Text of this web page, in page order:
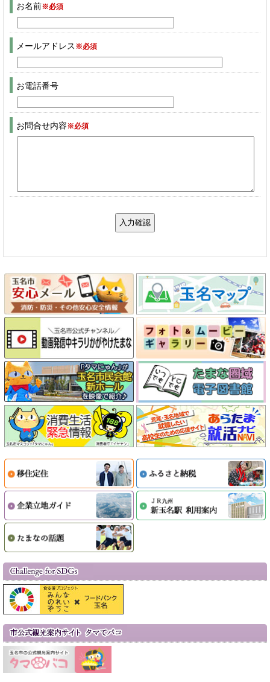
お名前※必須
メールアドレス ※必須
お電話番号
お問合せ内容※必須